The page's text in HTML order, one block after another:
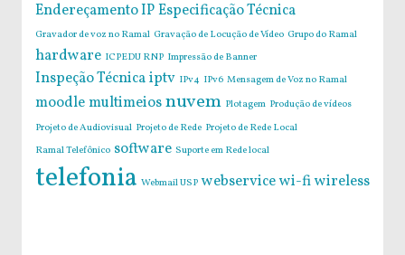
Endereçamento IPEspecificação Técnica
Gravador de voz no Ramal Gravação de Locução de Vídeo Grupo do Ramal
hardware ICPEDU RNP Impressão de Banner
Inspeção Técnicaiptv IPv4 IPv6 Mensagem de Voz no Ramal
moodlemultimeiosnuvem Plotagem Produção de vídeos
Projeto de Audiovisual Projeto de Rede Projeto de Rede Local
Ramal Telefônico software Suporte em Rede local
telefonia Webmail USP webservicewi-fiwireless